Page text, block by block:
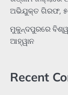
ଅଭିଯୁକ୍ତ ଗିରଫ,
ମୁକୁନ୍ଦପୁରରେ ବିଶ୍ୱ
ଆହ୍ୱାନ
Recent